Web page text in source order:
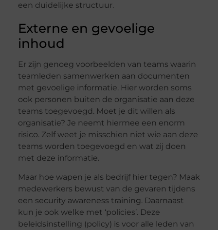
een duidelijke structuur.
Externe en gevoelige
inhoud
Er zijn genoeg voorbeelden van teams waarin
teamleden samenwerken aan documenten
met gevoelige informatie. Hier worden soms
ook personen buiten de organisatie aan deze
teams toegevoegd. Moet je dit willen als
organisatie? Je neemt hiermee een enorm
risico. Zelf weet je misschien niet wie aan deze
teams worden toegevoegd en wat zij doen
met deze informatie.
Maar hoe wapen je als bedrijf hier tegen? Maak
medewerkers bewust van de gevaren tijdens
een security awareness training. Daarnaast
kun je ook welke met ‘policies’. Deze
beleidsinstelling (policy) is voor alle leden van